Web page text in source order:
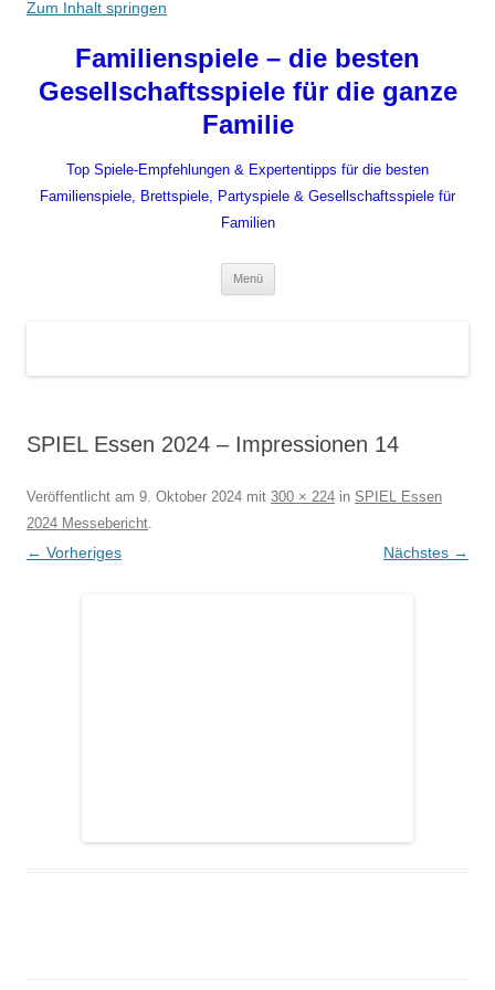
Zum Inhalt springen
Familienspiele – die besten
Gesellschaftsspiele für die ganze
Familie
Top Spiele-Empfehlungen & Expertentipps für die besten
Familienspiele, Brettspiele, Partyspiele & Gesellschaftsspiele für
Familien
Menü
SPIEL Essen 2024 – Impressionen 14
Veröffentlicht am 9. Oktober 2024 mit 300 × 224 in SPIEL Essen
2024 Messebericht.
← Vorheriges Nächstes →